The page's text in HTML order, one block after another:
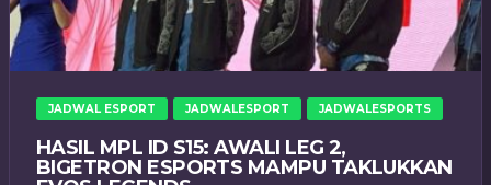
JADWAL ESPORT JADWALESPORT JADWALESPORTS
HASIL MPL ID S15: AWALI LEG 2,
BIGETRON ESPORTS MAMPU TAKLUKKAN